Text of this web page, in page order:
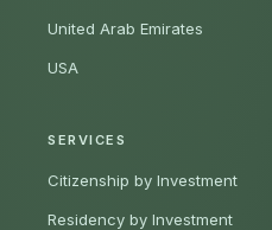
United Arab Emirates
USA
SERVICES
Citizenship by Investment
Residency by Investment